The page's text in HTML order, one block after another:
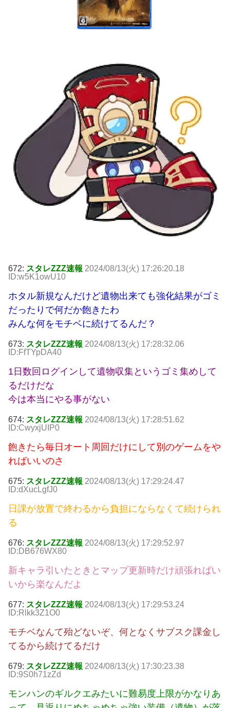
672: スタレZZZ速報 2024/08/13(火) 17:26:20.18
ID:w5K1owU10
ホタル新規なんだけど遺物出来ても強化結果がゴミ
だったりで何だか飽きたわ
みんな何をモチベに続けてるんだ？
673: スタレZZZ速報 2024/08/13(火) 17:28:32.06
ID:FfTYpDA40
1日数回ログインして遺物収集というゴミ集めして
るだけだな
今は本当にやる事がない
674: スタレZZZ速報 2024/08/13(火) 17:28:51.62
ID:CwyxjUIP0
飽きたら毎日オート周回だけにして別のゲームをや
ればいいのさ
675: スタレZZZ速報 2024/08/13(火) 17:29:24.47
ID:dXucLgfJ0
日課が放置で終わるから負担にならなくて続けられ
る
676: スタレZZZ速報 2024/08/13(火) 17:29:52.97
ID:DB676WX80
新キャラ引いたときとマップ更新時だけ頑張ればい
いから楽なんだよ
677: スタレZZZ速報 2024/08/13(火) 17:29:53.24
ID:Rlkk3Z1O0
モチベなんて殆どないぞ、何となくサブスク課金し
てるから続けてるだけ
679: スタレZZZ速報 2024/08/13(火) 17:30:23.38
ID:9S0h71zZd
モンハンのギルクエみたいに難易度上限がかなりあ